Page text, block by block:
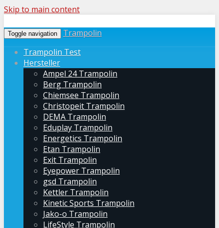
Skip to main content
Toggle navigation
Trampolin
Trampolin Test
Hersteller
Ampel 24 Trampolin
Berg Trampolin
Chiemsee Trampolin
Christopeit Trampolin
DEMA Trampolin
Eduplay Trampolin
Energetics Trampolin
Etan Trampolin
Exit Trampolin
Eyepower Trampolin
gsd Trampolin
Kettler Trampolin
Kinetic Sports Trampolin
Jako-o Trampolin
LifeStyle Trampolin